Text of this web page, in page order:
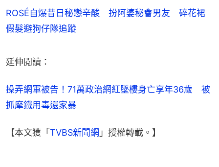
ROSÉ自爆昔日秘戀辛酸 扮阿婆秘會男友 碎花裙
假髮避狗仔隊追蹤
延伸閱讀：
操弄網軍被告！71萬政治網紅墜樓身亡享年36歲　被
抓摩鐵用毒還家暴
【本文獲「TVBS新聞網 」授權轉載。】